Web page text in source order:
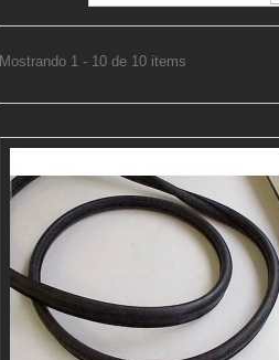
Mostrando 1 - 10 de 10 items